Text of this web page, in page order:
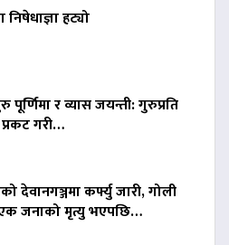
निषेधाज्ञा हट्यो
र व्यास जयन्ती: गुरुप्रति
गरी…
देवानगञ्जमा कर्फ्यु जारी, गोली
जनाको मृत्यु भएपछि…